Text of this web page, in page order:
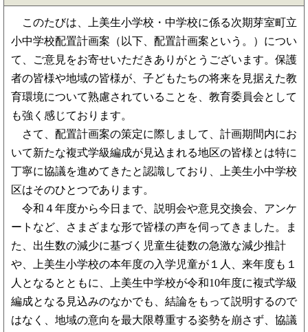
このたびは、上美生小学校・中学校に係る次期芽室町立
小中学校配置計画案（以下、配置計画案という。）につい
て、ご意見をお寄せいただきありがとうございます。保護
者の皆様や地域の皆様が、子どもたちの将来を見据えた教
育環境について熟慮されていることを、教育委員会として
も強く感じております。
さて、配置計画案の策定に際しまして、計画期間内にお
いて新たな複式学級編成が見込まれる地区の皆様とは特に
丁寧に協議を進めてきたと認識しており、上美生小中学校
区はそのひとつであります。
令和４年度から今日まで、説明会や意見交換会、アンケ
ートなど、さまざまな形で皆様の声を伺ってきました。ま
た、出生数の減少に基づく児童生徒数の急激な減少推計
や、上美生小学校の本年度の入学児童が１人、来年度も１
人となるとともに、上美生中学校が令和10年度に複式学級
編成となる見込みのなかでも、結論をもって説明するので
はなく、地域の意向を最大限尊重する姿勢を崩さず、協議